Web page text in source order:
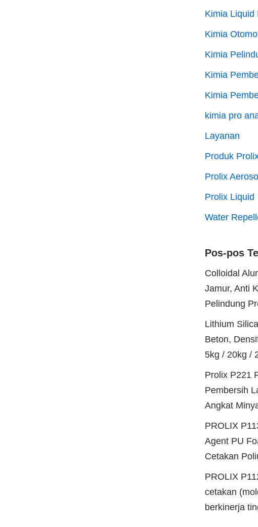
Kimia Liquid
Kimia
Kimia
Kimia
Kimia
kimia pro
Layanan
Produk
Prolix Aerosol
Prolix Liquid
Water
Pos-pos
Colloidal
Jamur, Anti
Pelindung
Lithium
Beton,
5kg / 20kg /
Prolix P221
Pembersih
Angkat
PROLIX
Agent PU
Cetakan
PROLIX
cetakan
berkinerja